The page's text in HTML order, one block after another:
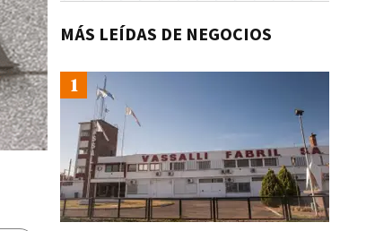
MÁS LEÍDAS DE NEGOCIOS